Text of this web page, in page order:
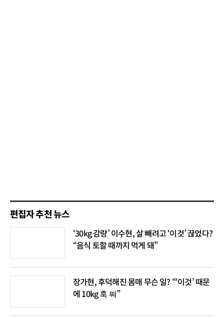
편집자 추천 뉴스
‘30kg 감량’ 이수현, 살 빼려고 ‘이것’ 끊었다?
“음식 토할 때까지 먹게 돼”
장가현, 후덕해진 몸매 무슨 일? “‘이것’ 때문
에 10kg 훅 쪄”